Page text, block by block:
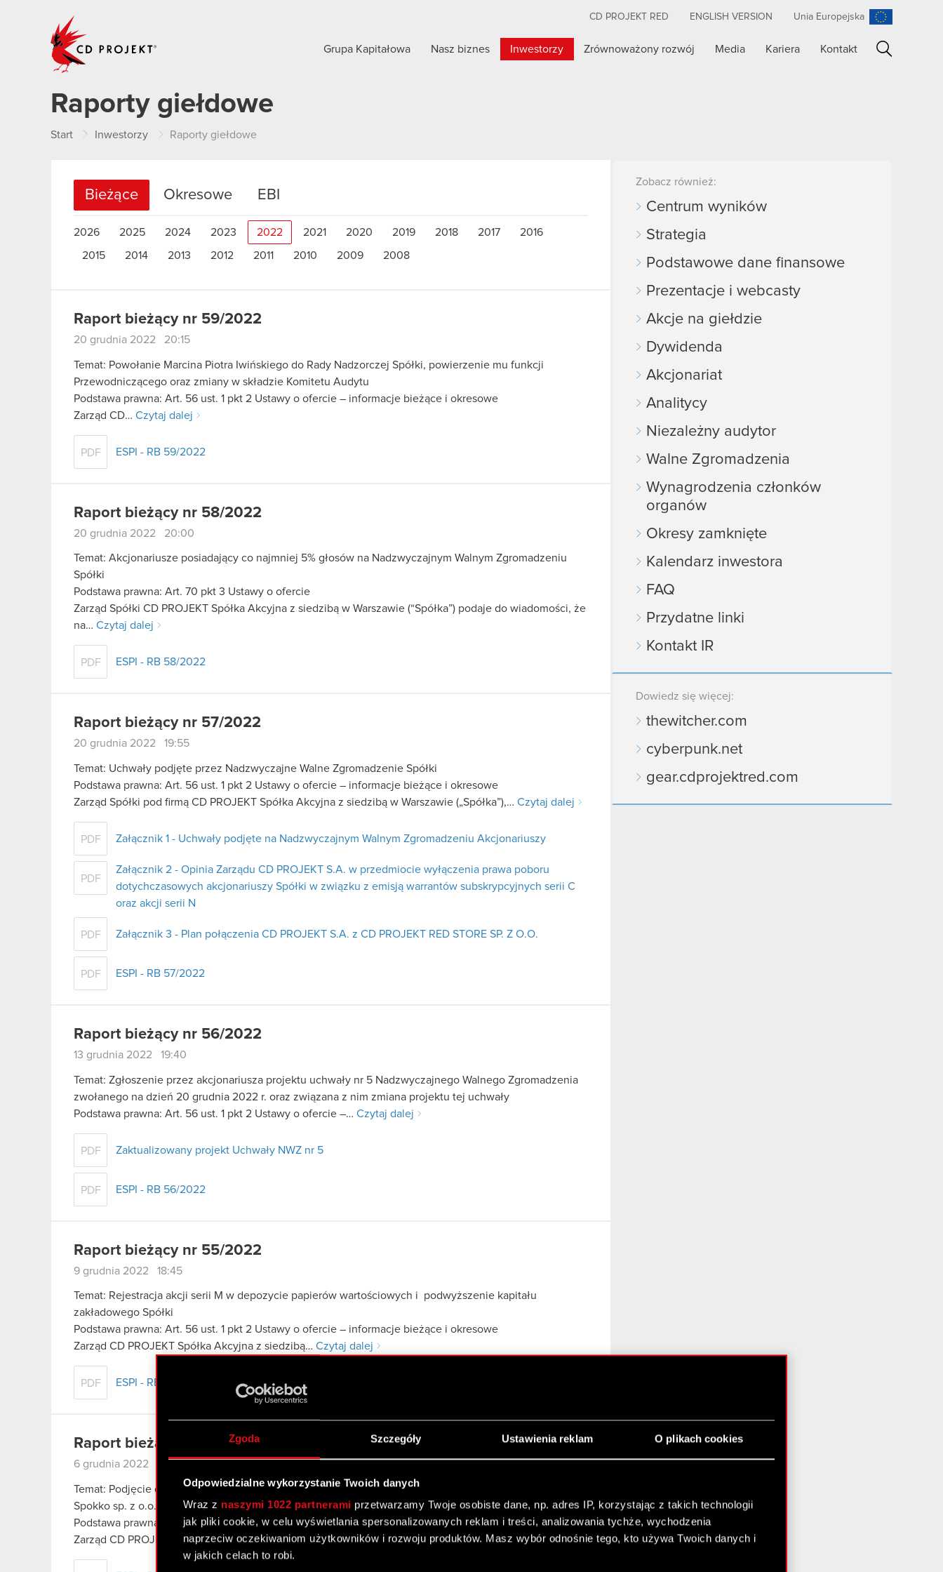
Zgoda Szczegóły Ustawienia reklam O plikach cookies
Odpowiedzialne wykorzystanie Twoich danych
Wraz z naszymi 1022 partnerami przetwarzamy Twoje osobiste dane, np. adres IP, korzystając z takich technologii
jak pliki cookie, w celu wyświetlania spersonalizowanych reklam i treści, analizowania tychże, wychodzenia
naprzeciw oczekiwaniom użytkowników i rozwoju produktów. Masz wybór odnośnie tego, kto używa Twoich danych i
w jakich celach to robi.
CD PROJEKT RED ENGLISH VERSION Unia Europejska
Grupa Kapitałowa Nasz biznes Inwestorzy Zrównoważony rozwój Media Kariera Kontakt
Raporty giełdowe
Start Inwestorzy Raporty giełdowe
Bieżące Okresowe EBI
2026 2025 2024 2023 2022 2021 2020 2019 2018 2017 2016
2015 2014 2013 2012 2011 2010 2009 2008
Raport bieżący nr 59/2022
20 grudnia 2022 20:15
Temat: Powołanie Marcina Piotra Iwińskiego do Rady Nadzorczej Spółki, powierzenie mu funkcji
Przewodniczącego oraz zmiany w składzie Komitetu Audytu
Podstawa prawna: Art. 56 ust. 1 pkt 2 Ustawy o ofercie – informacje bieżące i okresowe
Zarząd CD… Czytaj dalej
PDF ESPI - RB 59/2022
Raport bieżący nr 58/2022
20 grudnia 2022 20:00
Temat: Akcjonariusze posiadający co najmniej 5% głosów na Nadzwyczajnym Walnym Zgromadzeniu
Spółki
Podstawa prawna: Art. 70 pkt 3 Ustawy o ofercie
Zarząd Spółki CD PROJEKT Spółka Akcyjna z siedzibą w Warszawie (“Spółka”) podaje do wiadomości, że
na… Czytaj dalej
PDF ESPI - RB 58/2022
Raport bieżący nr 57/2022
20 grudnia 2022 19:55
Temat: Uchwały podjęte przez Nadzwyczajne Walne Zgromadzenie Spółki
Podstawa prawna: Art. 56 ust. 1 pkt 2 Ustawy o ofercie – informacje bieżące i okresowe
Zarząd Spółki pod firmą CD PROJEKT Spółka Akcyjna z siedzibą w Warszawie („Spółka”),… Czytaj dalej
PDF Załącznik 1 - Uchwały podjęte na Nadzwyczajnym Walnym Zgromadzeniu Akcjonariuszy
PDF
Załącznik 2 - Opinia Zarządu CD PROJEKT S.A. w przedmiocie wyłączenia prawa poboru
dotychczasowych akcjonariuszy Spółki w związku z emisją warrantów subskrypcyjnych serii C
oraz akcji serii N
PDF Załącznik 3 - Plan połączenia CD PROJEKT S.A. z CD PROJEKT RED STORE SP. Z O.O.
PDF ESPI - RB 57/2022
Raport bieżący nr 56/2022
13 grudnia 2022 19:40
Temat: Zgłoszenie przez akcjonariusza projektu uchwały nr 5 Nadzwyczajnego Walnego Zgromadzenia
zwołanego na dzień 20 grudnia 2022 r. oraz związana z nim zmiana projektu tej uchwały
Podstawa prawna: Art. 56 ust. 1 pkt 2 Ustawy o ofercie –… Czytaj dalej
PDF Zaktualizowany projekt Uchwały NWZ nr 5
PDF ESPI - RB 56/2022
Raport bieżący nr 55/2022
9 grudnia 2022 18:45
Temat: Rejestracja akcji serii M w depozycie papierów wartościowych i podwyższenie kapitału
zakładowego Spółki
Podstawa prawna: Art. 56 ust. 1 pkt 2 Ustawy o ofercie – informacje bieżące i okresowe
Zarząd CD PROJEKT Spółka Akcyjna z siedzibą… Czytaj dalej
PDF ESPI - RB 55/2022
Raport bieżący nr 54/2022
6 grudnia 2022 10:20
Temat: Podjęcie decyzji w sprawie przyszłości projektu Wiedźmin: Pogromca Potworów spółki zależnej
Spokko sp. z o.o. oraz planowanej reorganizacji w Grupie CD PROJEKT
Podstawa prawna raportu: Art. 17 MAR – informacje poufne
Zarząd CD PROJEKT Spółka Akcyjna…Czytaj dalej
Zobacz również:
Centrum wyników
Strategia
Podstawowe dane finansowe
Prezentacje i webcasty
Akcje na giełdzie
Dywidenda
Akcjonariat
Analitycy
Niezależny audytor
Walne Zgromadzenia
Wynagrodzenia członków
organów
Okresy zamknięte
Kalendarz inwestora
FAQ
Przydatne linki
Kontakt IR
Dowiedz się więcej:
thewitcher.com
cyberpunk.net
gear.cdprojektred.com